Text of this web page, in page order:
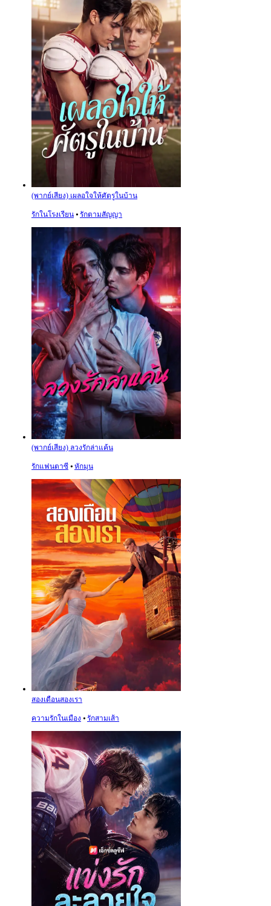
(พากย์เสียง) เผลอใจให้ศัตรูในบ้าน
รักในโรงเรียน ⦁ รักตามสัญญา
(พากย์เสียง) ลวงรักล่าแค้น
รักแฟนตาซี ⦁ หักมุน
สองเดือนสองเรา
ความรักในเมือง ⦁ รักสามเส้า